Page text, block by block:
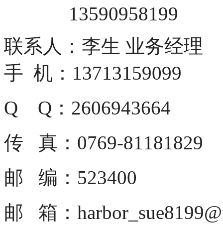
13590958199
联系人：李生 业务经理
手 机：13713159099
Q Q：2606943664
传 真：0769-81181829
邮 编：523400
邮 箱：